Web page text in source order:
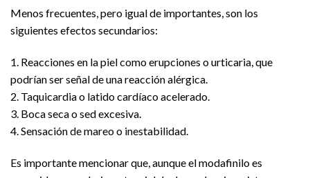
Menos frecuentes, pero igual de importantes, son los
siguientes efectos secundarios:
1. Reacciones en la piel como erupciones o urticaria, que
podrían ser señal de una reacción alérgica.
2. Taquicardia o latido cardíaco acelerado.
3. Boca seca o sed excesiva.
4. Sensación de mareo o inestabilidad.
Es importante mencionar que, aunque el modafinilo es